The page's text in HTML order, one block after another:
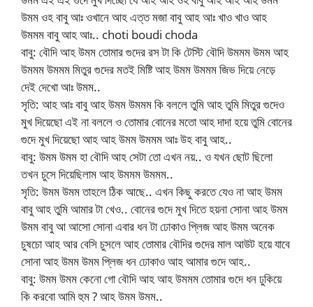
উমম ওহ বাবু আঃ ওখানে আহ এত্ত মজা বাবু আহ আঃ খাও খাও আহ
উমমম বাবু আহ আঃ.. choti boudi choda
বাবু: বৌদি আহ উমম তোমার গুদের রস টা কি টেস্টি বৌদি উমমম উমম আহ
উমমম উমমম মিতুর গুদের মতই মিষ্টি আহ উমম উমমম জিভ দিয়ে নেড়ে
দেই দেখো আঃ উমম..
সৃতি: আহ আঃ বাবু আহ উমম উমমম কি বললে তুমি আহ তুমি মিতুর গুদেও
মুখ দিয়েছো এই না বললে ও তোমার বোনের মতো আহ দাদা হয়ে তুমি বোনের
গুদে মুখ দিয়েছো আহ আহ উমম উমমম আঃ উহ বাবু আহ..
বাবু: উমম উমম হা বৌদি আহ সেটা তো এখন নয়.. ও যখন ছোট ছিলো
তখন চুসে দিয়েছিলাম আহ উমমম উমমম..
সৃতি: উমম উমম তাহলে ঠিক আছে.. এখন কিছু করতে যেও না আহ উমম
বাবু আহ তুমি আমার টা খেও.. বোনের গুদে মুখ দিতে হয়না সোনা আহ উমম
উমম বাবু আ আসো সোনা এবার ধন টা ঢোকাও প্লিজ আহ উমম অনেক
চুষচো আহ আর বেসি চুসলে আহ তোমার বৌদির গুদের মাল আউট হয়ে যাবে
সোনা আহ উমম উমম প্লিজ ধন ঢোকাও আহ আমার গুদে আহ..
বাবু: উমম উমম কেনো গো বৌদি আহ আহ উমমম তোমার গুদে ধন ঢুকিয়ে
কি করবো আমি হুম ? আহ উমম উমম..